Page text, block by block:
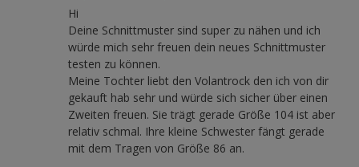
Hi
Deine Schnittmuster sind super zu nähen und ich
würde mich sehr freuen dein neues Schnittmuster
testen zu können.
Meine Tochter liebt den Volantrock den ich von dir
gekauft hab sehr und würde sich sicher über einen
Zweiten freuen. Sie trägt gerade Größe 104 ist aber
relativ schmal. Ihre kleine Schwester fängt gerade
mit dem Tragen von Größe 86 an.